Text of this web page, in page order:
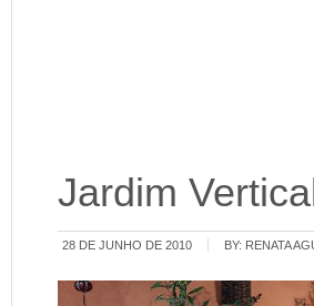
Jardim
28 DE JUNHO DE 2010 BY: RENATA